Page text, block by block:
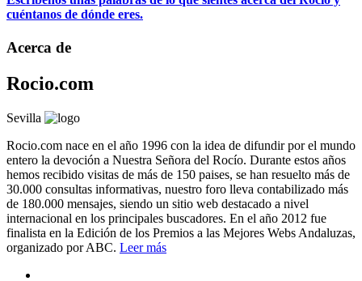
cuéntanos de dónde eres.
Acerca de
Rocio.com
Sevilla
Rocio.com nace en el año 1996 con la idea de difundir por el mundo
entero la devoción a Nuestra Señora del Rocío. Durante estos años
hemos recibido visitas de más de 150 paises, se han resuelto más de
30.000 consultas informativas, nuestro foro lleva contabilizado más
de 180.000 mensajes, siendo un sitio web destacado a nivel
internacional en los principales buscadores. En el año 2012 fue
finalista en la Edición de los Premios a las Mejores Webs Andaluzas,
organizado por ABC. Leer más